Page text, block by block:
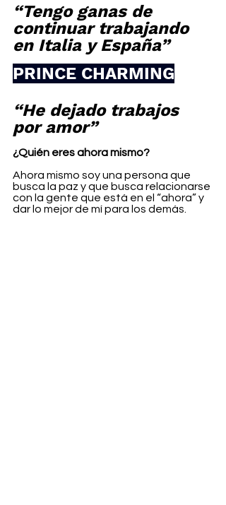
“Tengo ganas de
continuar trabajando
en Italia y España”
PRINCE CHARMING
“He dejado trabajos
por amor”
¿Quién eres ahora mismo?
Ahora mismo soy una persona que
busca la paz y que busca relacionarse
con la gente que está en el “ahora” y
dar lo mejor de mí para los demás.